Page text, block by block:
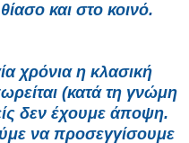
και στο κοινό.
χρόνια η κλασική
(κατά τη γνώμη
δεν έχουμε άποψη.
να προσεγγίσουμε